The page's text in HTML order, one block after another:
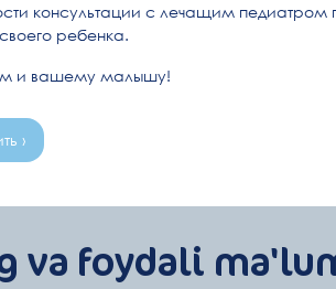
va foydali
консультации с лечащим педиатром
ребенка.
и вашему малышу!
›